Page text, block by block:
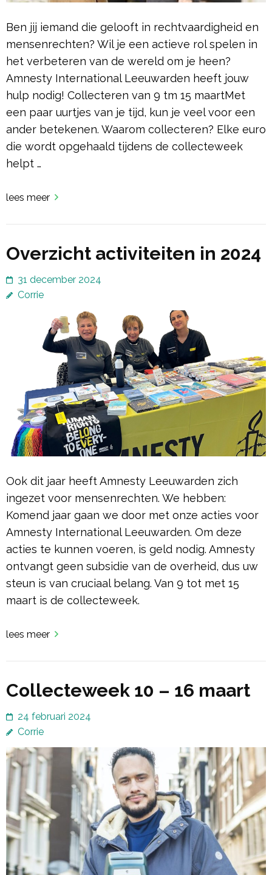
Ben jij iemand die gelooft in rechtvaardigheid en
mensenrechten? Wil je een actieve rol spelen in
het verbeteren van de wereld om je heen?
Amnesty International Leeuwarden heeft jouw
hulp nodig! Collecteren van 9 tm 15 maartMet
een paar uurtjes van je tijd, kun je veel voor een
ander betekenen. Waarom collecteren? Elke euro
die wordt opgehaald tijdens de collecteweek
helpt …
lees meer
Overzicht activiteiten in 2024
31 december 2024
Corrie
Ook dit jaar heeft Amnesty Leeuwarden zich
ingezet voor mensenrechten. We hebben:
Komend jaar gaan we door met onze acties voor
Amnesty International Leeuwarden. Om deze
acties te kunnen voeren, is geld nodig. Amnesty
ontvangt geen subsidie van de overheid, dus uw
steun is van cruciaal belang. Van 9 tot met 15
maart is de collecteweek.
lees meer
Collecteweek 10 – 16 maart
24 februari 2024
Corrie